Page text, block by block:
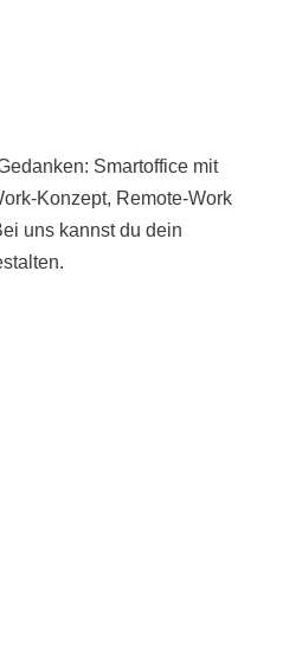
Smartoffice mit
Konzept, Remote-Work
uns kannst du dein